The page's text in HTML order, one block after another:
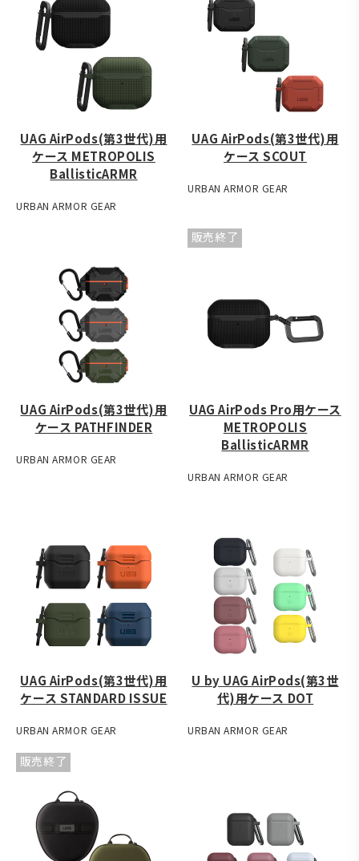
UAG AirPods(第3世代)用
ケース METROPOLIS
BallisticARMR
URBAN ARMOR GEAR
UAG AirPods(第3世代)用
ケース SCOUT
URBAN ARMOR GEAR
UAG AirPods(第3世代)用
ケース PATHFINDER
URBAN ARMOR GEAR
販売終了
UAG AirPods Pro用ケース
METROPOLIS
BallisticARMR
URBAN ARMOR GEAR
UAG AirPods(第3世代)用
ケース STANDARD ISSUE
URBAN ARMOR GEAR
U by UAG AirPods(第3世
代)用ケース DOT
URBAN ARMOR GEAR
販売終了